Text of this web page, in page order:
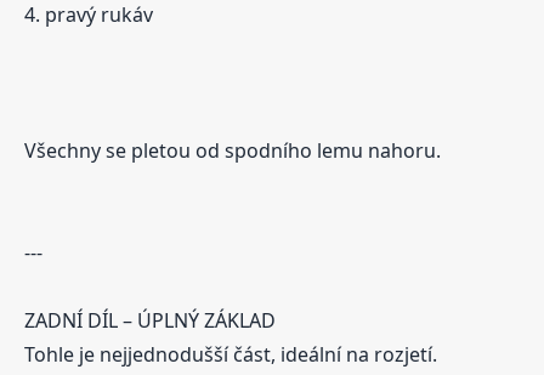
4. pravý rukáv
Všechny se pletou od spodního lemu nahoru.
---
ZADNÍ DÍL – ÚPLNÝ ZÁKLAD
Tohle je nejjednodušší část, ideální na rozjetí.